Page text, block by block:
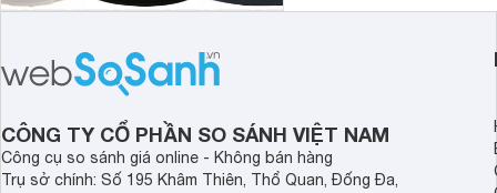
3. Nồi cơm điện Panasonic SR-ZG185SRAM
CÔNG TY CỔ PHẦN SO SÁNH VIỆT NAM
Công cụ so sánh giá online - Không bán hàng
Trụ sở chính: Số 195 Khâm Thiên, Thổ Quan, Đống Đa,